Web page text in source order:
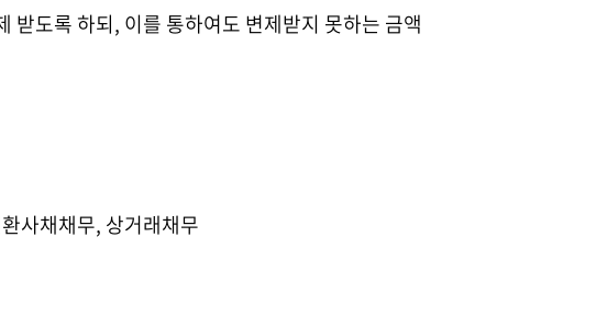
받도록 하되, 이를 통하여도 변제받지 못하는 금액
사채채무, 상거래채무